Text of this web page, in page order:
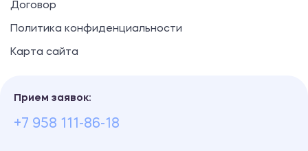
Договор
Политика конфиденциальности
Карта сайта
Прием заявок:
+7 958 111-86-18